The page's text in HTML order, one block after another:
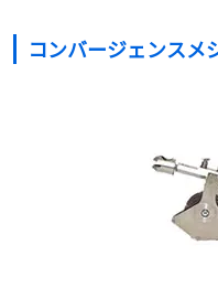
コンバージェンス